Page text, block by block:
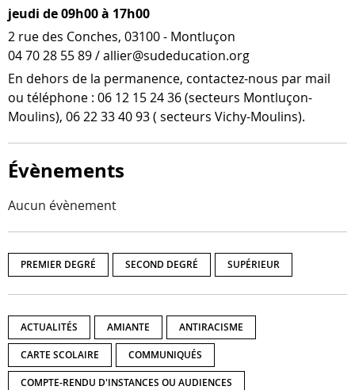
jeudi de 09h00 à 17h00
2 rue des Conches, 03100 - Montluçon
04 70 28 55 89 / allier@sudeducation.org
En dehors de la per­ma­nence, contactez-​nous par mail
ou télé­phone : 06 12 15 24 36 (sec­teurs Montluçon-​
Moulins), 06 22 33 40 93 ( sec­teurs Vichy-Moulins).
Évènements
Aucun évènement
PREMIER DEGRÉ SECOND DEGRÉ SUPÉRIEUR
ACTUALITÉS AMIANTE ANTIRACISME
CARTE SCOLAIRE COMMUNIQUÉS
COMPTE-RENDU D'INSTANCES OU AUDIENCES